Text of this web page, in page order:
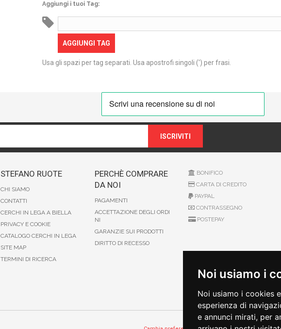
Noi usiamo i
Noi usiamo i cookies
esperienza di
e annunci mirati, per
Aggiungi i tuoi Tag:
AGGIUNGI TAG
Usa gli spazi per tag separati. Usa apostrofi singoli (') per frasi.
ISCRIVITI
STEFANO RUOTE
CHI SIAMO
CONTATTI
CERCHI IN LEGA A BIELLA
PRIVACY E COOKIE
CATALOGO CERCHI IN LEGA
SITE MAP
TERMINI DI RICERCA
PERCHÈ COMPRARE
DA NOI
PAGAMENTI
ACCETTAZIONE DEGLI ORDI
NI
GARANZIE SUI PRODOTTI
DIRITTO DI RECESSO
BONIFICO
CARTA DI CREDITO
PAYPAL
CONTRASSEGNO
POSTEPAY